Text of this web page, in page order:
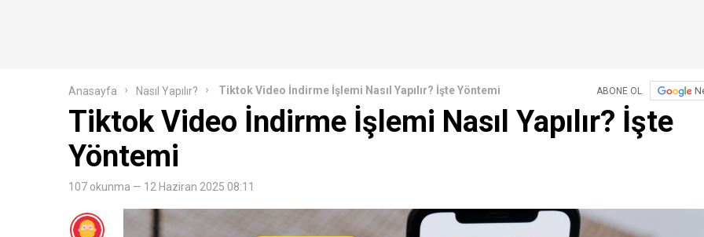
Anasayfa Nasıl Yapılır? Tiktok Video İndirme İşlemi Nasıl Yapılır? İşte Yöntemi ABONE OL
Tiktok Video İndirme İşlemi Nasıl Yapılır? İşte
Yöntemi
107 okunma — 12 Haziran 2025 08:11